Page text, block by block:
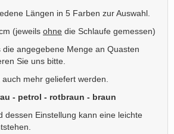
Längen in 5 Farben zur Auswahl.
(jeweils ohne die Schlaufe gemessen)
die angegebene Menge an Quasten
Sie uns bitte.
mehr geliefert werden.
- petrol - rotbraun - braun
dessen Einstellung kann eine leichte